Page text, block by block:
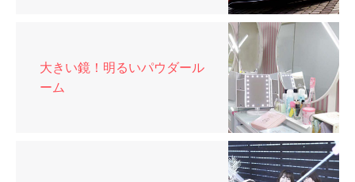
大きい鏡！明るいパウダール
ーム